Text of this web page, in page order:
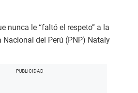
nunca le “faltó el respeto” a la
Nacional del Perú (PNP) Nataly